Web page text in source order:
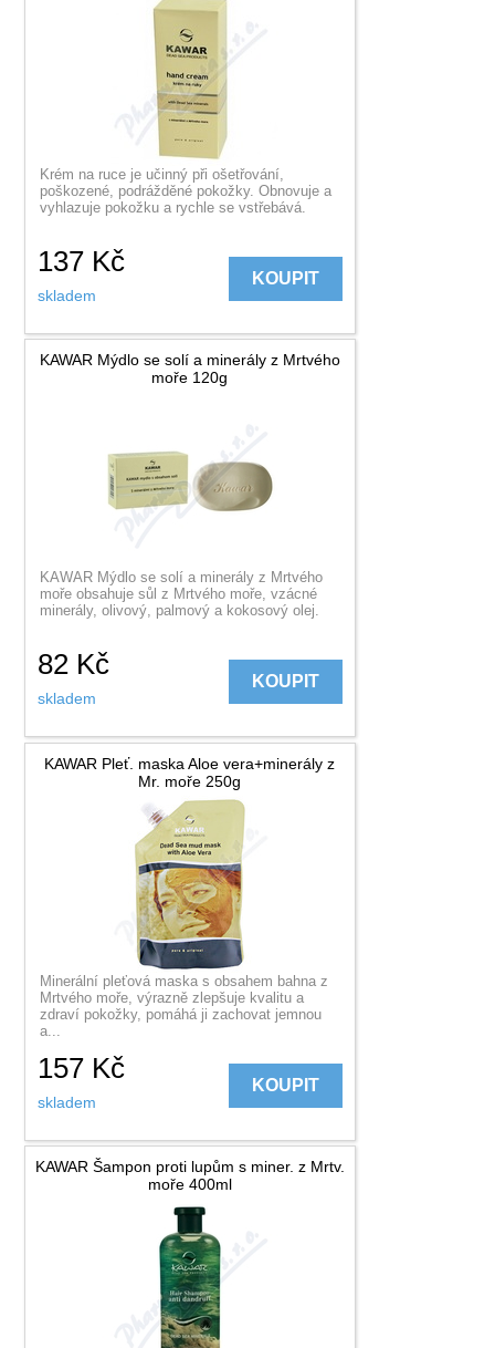
Krém na ruce je učinný při ošetřování,
poškozené, podrážděné pokožky. Obnovuje a
vyhlazuje pokožku a rychle se vstřebává.
137 Kč
skladem
KOUPIT
KAWAR Mýdlo se solí a minerály z Mrtvého
moře 120g
KAWAR Mýdlo se solí a minerály z Mrtvého
moře obsahuje sůl z Mrtvého moře, vzácné
minerály, olivový, palmový a kokosový olej.
82 Kč
skladem
KOUPIT
KAWAR Pleť. maska Aloe vera+minerály z
Mr. moře 250g
Minerální pleťová maska s obsahem bahna z
Mrtvého moře, výrazně zlepšuje kvalitu a
zdraví pokožky, pomáhá ji zachovat jemnou
a...
157 Kč
skladem
KOUPIT
KAWAR Šampon proti lupům s miner. z Mrtv.
moře 400ml